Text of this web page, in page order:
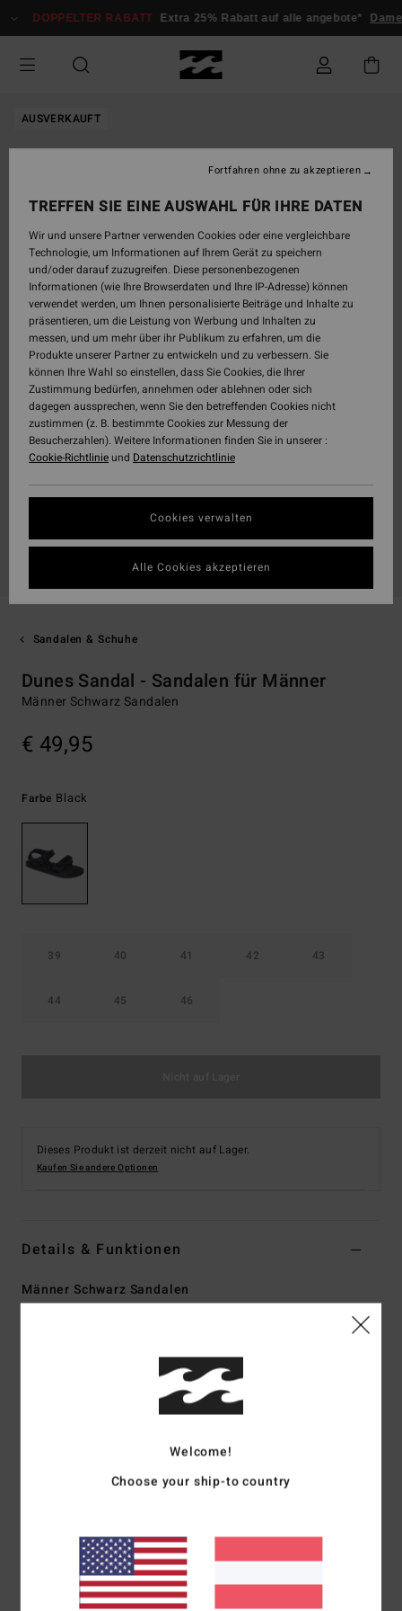
zur
springen
DOPPELTER RABATT Extra 25% Rabatt auf alle angebote* Damen
AUSVERKAUFT
Sandalen & Schuhe
Dunes Sandal - Sandalen für Männer
Männer Schwarz Sandalen
€ 49,95
Farbe Black
39 40 41 42 43
44 45 46
Dieses Produkt ist derzeit nicht auf Lager.
Kaufen Sie andere Optionen
Details & Funktionen
Männer Schwarz Sandalen
Kunst-Nubuk und Obermaterial aus Gummi
Press EVA-Mischblüten-Einlegesohle
Oberriemen aus perforiertem Kunstleder mit
Laufsohle:EVA für mehr Traktion
Vorgeformte EVA-Außensohle mit Dünenlinienmuster für
besseren Halt
Branding:Wave-Logo
Welcome!
Choose your ship-to country
TREFFEN SIE EINE AUSWAHL FÜR IHRE DATEN
Wir und unsere Partner verwenden Cookies oder eine vergleichbare
Technologie, um Informationen auf Ihrem Gerät zu speichern
und/oder darauf zuzugreifen. Diese personenbezogenen
Informationen (wie Ihre Browserdaten und Ihre IP-Adresse) können
verwendet werden, um Ihnen personalisierte Beiträge und Inhalte zu
präsentieren, um die Leistung von Werbung und Inhalten zu
messen, und um mehr über ihr Publikum zu erfahren, um die
Produkte unserer Partner zu entwickeln und zu verbessern. Sie
können Ihre Wahl so einstellen, dass Sie Cookies, die Ihrer
Zustimmung bedürfen, annehmen oder ablehnen oder sich
dagegen aussprechen, wenn Sie den betreffenden Cookies nicht
zustimmen (z. B. bestimmte Cookies zur Messung der
Besucherzahlen). Weitere Informationen finden Sie in unserer :
Cookie-Richtlinieund Datenschutzrichtlinie
Cookies verwalten
Fortfahren ohne zu akzeptieren
Alle Cookies akzeptieren